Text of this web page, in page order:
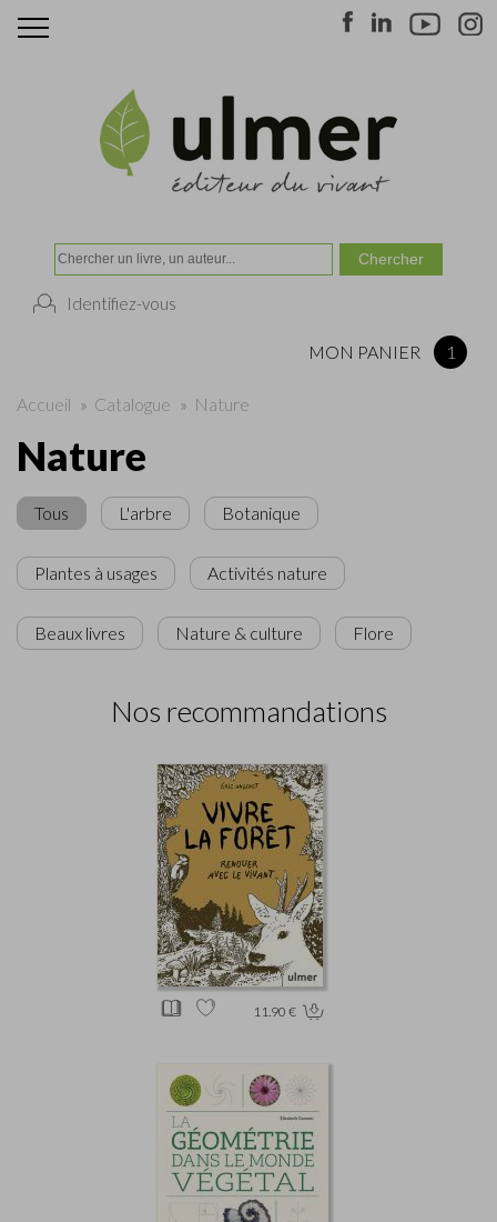
Identifiez-vous
MON PANIER 1
Accueil » Catalogue » Nature
Nature
Tous L'arbre Botanique
Plantes à usages Activités nature
Beaux livres Nature & culture Flore
Nos recommandations
11.90 €